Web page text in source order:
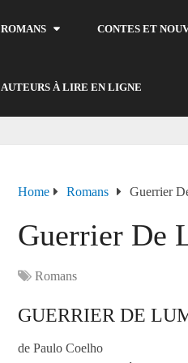
ROMANS CONTES ET
AUTEURS À LIRE EN LIGNE
Home Romans Guerrier
Guerrier De
Romans
GUERRIER DE
de Paulo Coelho